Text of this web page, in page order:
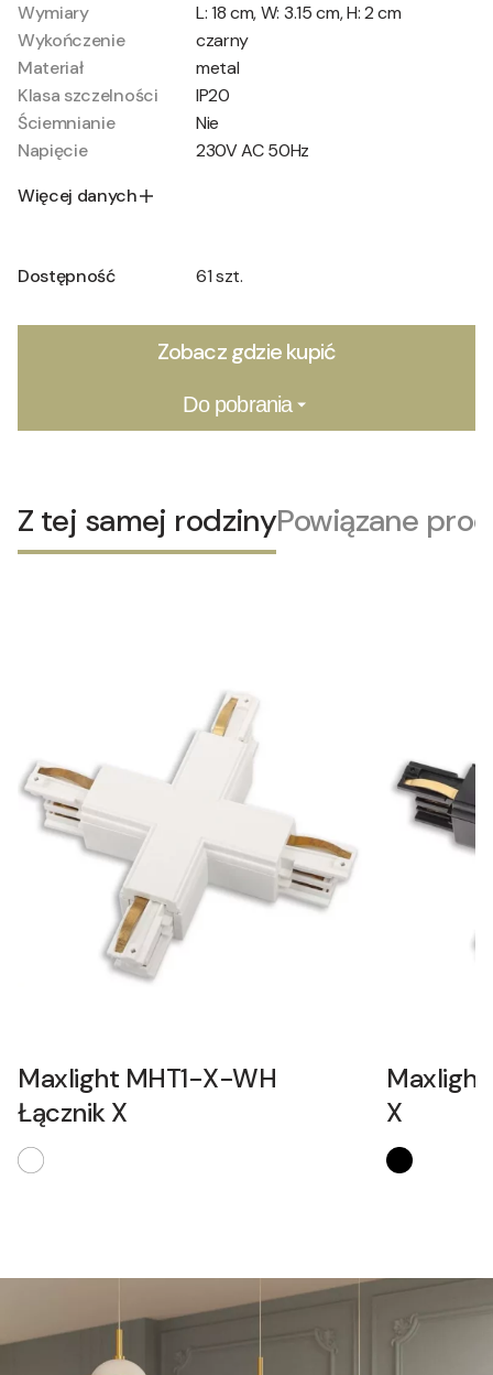
Wymiary
L: 18 cm, W: 3.15 cm, H: 2 cm
Wykończenie
czarny
Materiał
metal
Klasa szczelności
IP20
Ściemnianie
Nie
Napięcie
230V AC 50Hz
Więcej danych
Dostępność 61 szt.
Zobacz gdzie kupić
Do pobrania
Z tej samej rodzinyPowiązane
Maxlight MHT1-X-WH
Łącznik X
X